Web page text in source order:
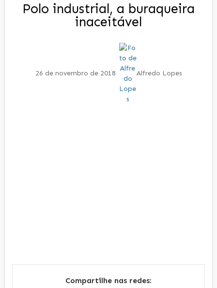
Polo industrial, a buraqueira
inaceitável
26 de novembro de 2018 Alfredo Lopes
Compartilhe nas redes: